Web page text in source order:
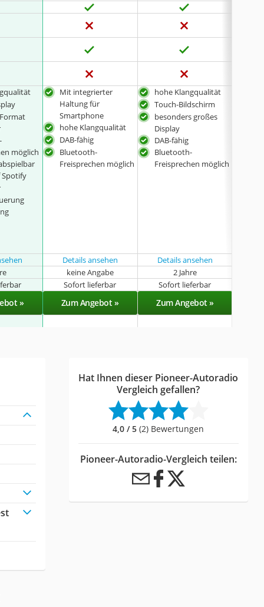
möglich
Spotify
Mit integrierter
Haltung für
Smartphone
hohe Klangqualität
DAB-fähig
Bluetooth-
Freisprechen möglich
hohe Klangqualität
Touch-Bildschirm
besonders großes
Display
DAB-fähig
Bluetooth-
Freisprechen möglich
Details ansehen Details ansehen
keine Angabe
2 Jahre
Sofort lieferbar Sofort lieferbar
» Zum Angebot » Zum Angebot »
Hat Ihnen dieser Pioneer-Autoradio
Vergleich gefallen?
4,0 / 5 (2) Bewertungen
Pioneer-Autoradio-Vergleich teilen: